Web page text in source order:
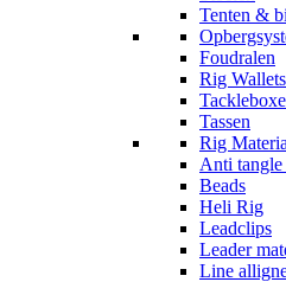
Tenten &
Foudralen
Rig
Tassen
Rig
Anti tangle
Beads
Heli Rig
Leadclips
Leader
Line